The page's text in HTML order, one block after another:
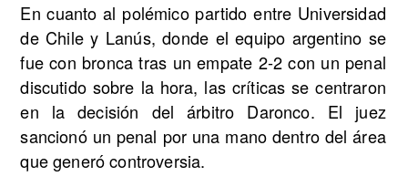
En cuanto al polémico partido entre Universidad
de Chile y Lanús, donde el equipo argentino se
fue con bronca tras un empate 2-2 con un penal
discutido sobre la hora, las críticas se centraron
en la decisión del árbitro Daronco. El juez
sancionó un penal por una mano dentro del área
que generó controversia.